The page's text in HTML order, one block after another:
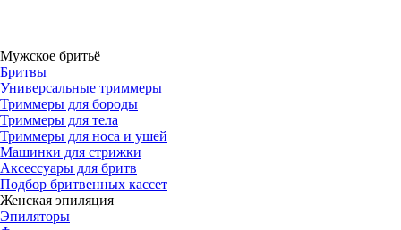
Мужское бритьё
Бритвы
Универсальные триммеры
Триммеры для бороды
Триммеры для тела
Триммеры для носа и ушей
Машинки для стрижки
Аксессуары для бритв
Подбор бритвенных кассет
Женская эпиляция
Эпиляторы